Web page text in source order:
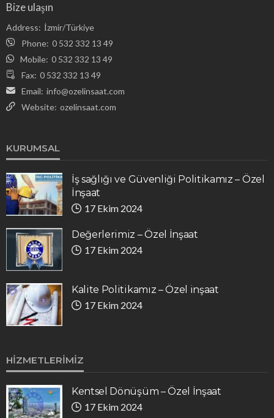
Bize ulaşın
Address: İzmir/Türkiye
Phone: 0 532 332 13 49
Mobile: 0 532 332 13 49
Fax: 0 532 332 13 49
Email: info@ozelinsaat.com
Website: ozelinsaat.com
KURUMSAL
İş sağlığı ve Güvenliği Politikamız – Özel
İnşaat
17 Ekim 2024
Değerlerimiz – Özel İnşaat
17 Ekim 2024
Kalite Politikamız – Özel inşaat
17 Ekim 2024
HIZMETLERIMIZ
Kentsel Dönüşüm – Özel İnşaat
17 Ekim 2024